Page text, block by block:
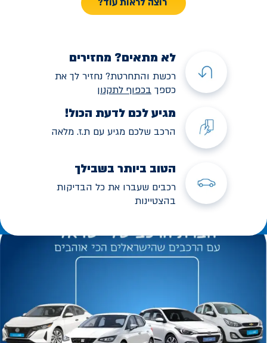
לא מתאים? מחזירים
רכשת והתחרטת? נחזיר לך את
כספך בכפוף לתקנון
מגיע לכם לדעת הכול!
הרכב שלכם מגיע עם ת.ז. מלאה
הטוב ביותר בשבילך
רכבים שעברו את כל הבדיקות
בהצטיינות